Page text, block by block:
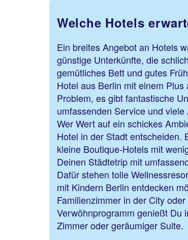
Welche Hotels
Ein breites Angebot an Hotels
günstige Unterkünfte, die
gemütliches Bett und gutes
Hotel aus Berlin mit einem
Problem, es gibt fantastische
umfassenden Service und
Wer Wert auf ein schickes
Hotel in der Stadt entscheiden.
kleine Boutique-Hotels mit
Deinen Städtetrip mit
Dafür stehen tolle
mit Kindern Berlin entdecken
Familienzimmer in der City
Verwöhnprogramm genießt Du
Zimmer oder geräumiger Suite.